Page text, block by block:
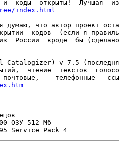
index.html
думаю, что автор проект
кодов  (если я
России  вроде  бы (сделано
v 7.5
чтение  текстов
ОЗУ 512 Мб